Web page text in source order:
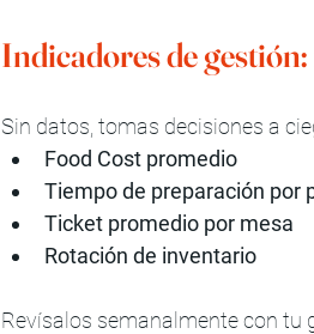
Indicadores de
Sin datos, tomas decisiones a
Food Cost promedio
Tiempo de preparación por
Ticket promedio por mesa
Rotación de inventario
Revísalos semanalmente con tu